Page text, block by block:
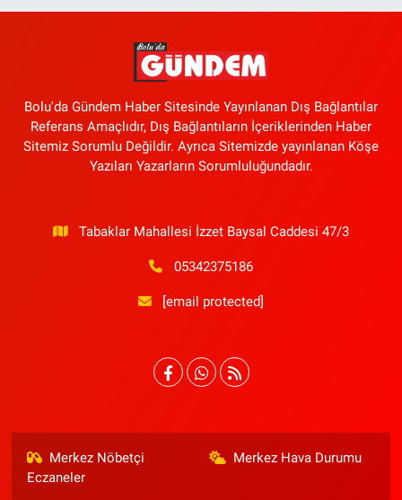
Bolu'da Gündem Haber Sitesinde Yayınlanan Dış Bağlantılar
Referans Amaçlıdır, Dış Bağlantıların İçeriklerinden Haber
Sitemiz Sorumlu Değildir. Ayrıca Sitemizde yayınlanan Köşe
Yazıları Yazarların Sorumluluğundadır.
Tabaklar Mahallesi İzzet Baysal Caddesi 47/3
05342375186
[email protected]
Merkez Nöbetçi
Eczaneler
Merkez Hava Durumu